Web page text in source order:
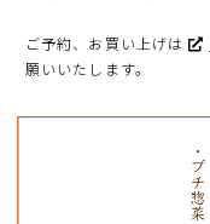
ご予約、お買い上げは
願いいたします。